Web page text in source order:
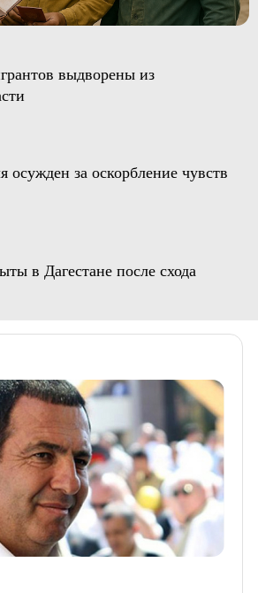
выдворены из
осужден за оскорбление чувств
в Дагестане после схода